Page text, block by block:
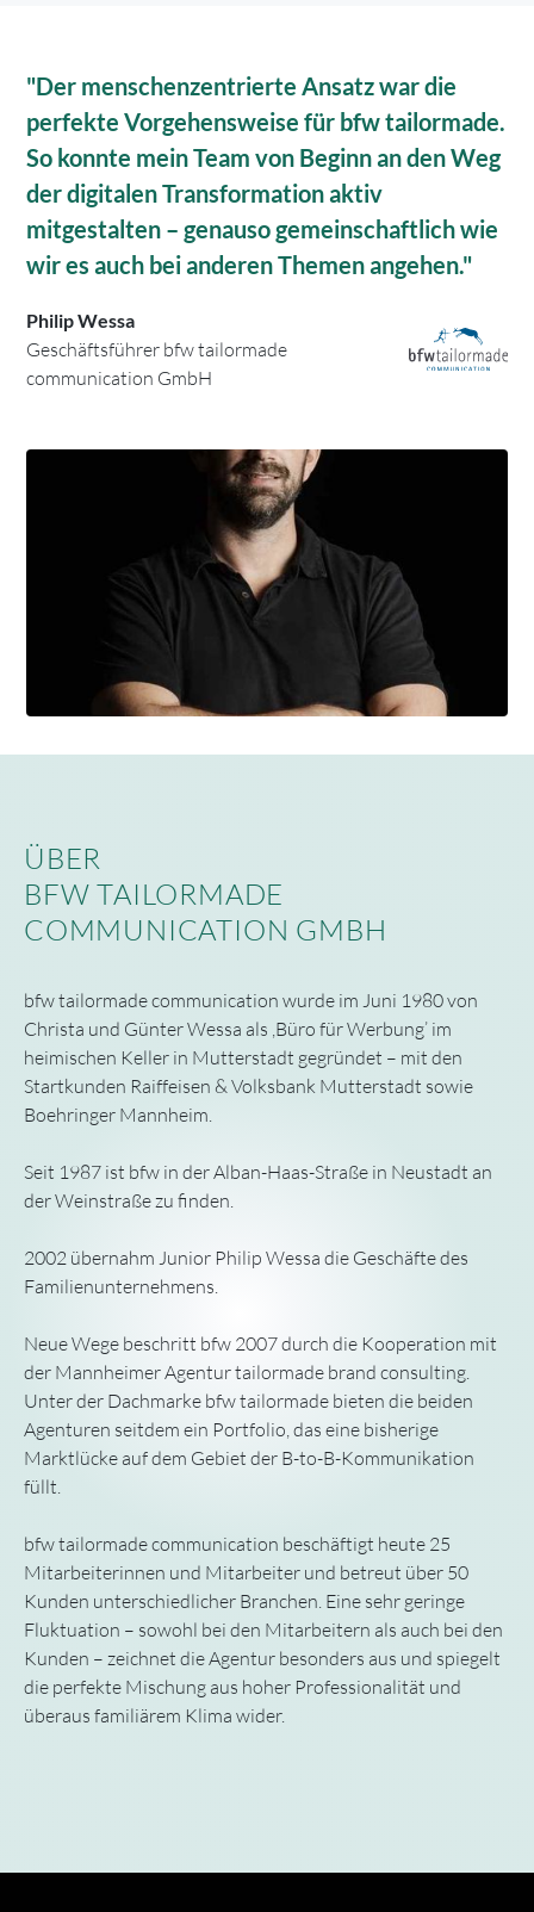
"Der menschenzentrierte Ansatz war die
perfekte Vorgehensweise für bfw tailormade.
So konnte mein Team von Beginn an den Weg
der digitalen Transformation aktiv
mitgestalten – genauso gemeinschaftlich wie
wir es auch bei anderen Themen angehen."
Philip Wessa
Geschäftsführer bfw tailormade
communication GmbH
ÜBER
BFW TAILORMADE
COMMUNICATION GMBH
bfw tailormade communication wurde im Juni 1980 von
Christa und Günter Wessa als ,Büro für Werbung’ im
heimischen Keller in Mutterstadt gegründet – mit den
Startkunden Raiffeisen & Volksbank Mutterstadt sowie
Boehringer Mannheim.
Seit 1987 ist bfw in der Alban-Haas-Straße in Neustadt an
der Weinstraße zu finden.
2002 übernahm Junior Philip Wessa die Geschäfte des
Familienunternehmens.
Neue Wege beschritt bfw 2007 durch die Kooperation mit
der Mannheimer Agentur tailormade brand consulting.
Unter der Dachmarke bfw tailormade bieten die beiden
Agenturen seitdem ein Portfolio, das eine bisherige
Marktlücke auf dem Gebiet der B-to-B-Kommunikation
füllt.
bfw tailormade communication beschäftigt heute 25
Mitarbeiterinnen und Mitarbeiter und betreut über 50
Kunden unterschiedlicher Branchen. Eine sehr geringe
Fluktuation – sowohl bei den Mitarbeitern als auch bei den
Kunden – zeichnet die Agentur besonders aus und spiegelt
die perfekte Mischung aus hoher Professionalität und
überaus familiärem Klima wider.